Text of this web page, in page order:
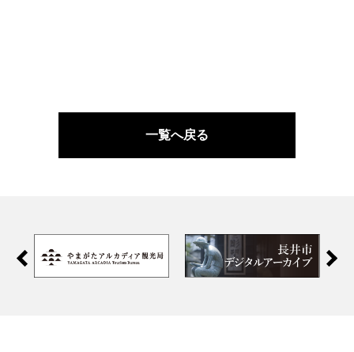
一覧へ戻る